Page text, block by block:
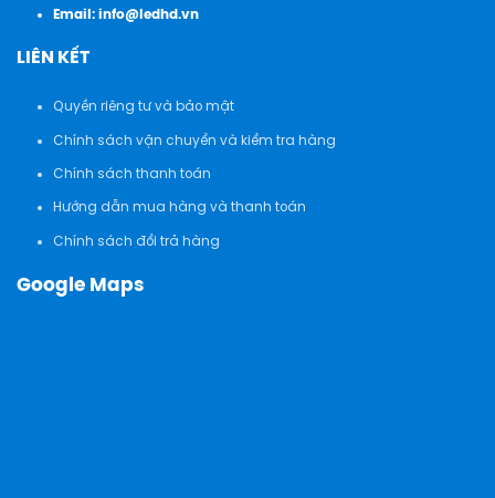
Email:info@ledhd.vn
LIÊN KẾT
Quyền riêng tư và bảo mật
Chính sách vận chuyển và kiểm tra hàng
Chính sách thanh toán
Hướng dẫn mua hàng và thanh toán
Chính sách đổi trả hàng
Google Maps